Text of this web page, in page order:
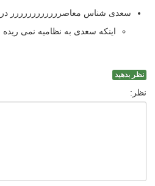
سعدی شناس معاصرررررررررررر در تاریخ ۱۱ تیر
اینکه سعدی به نظامیه نمی
نظر بدهید
نظر: